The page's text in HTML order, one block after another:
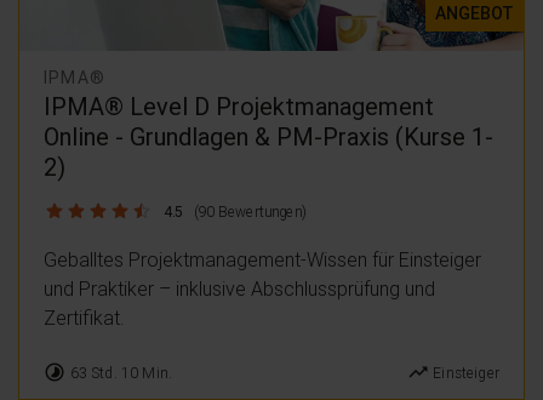
ANGEBOT
IPMA®
IPMA® Level D Projektmanagement
Online - Grundlagen & PM-Praxis (Kurse 1-
2)
4.5 / 5 4.5 (90 Bewertungen)
Geballtes Projektmanagement-Wissen für Einsteiger
und Praktiker – inklusive Abschlussprüfung und
Zertifikat.
timelapse 63 Std. 10 Min. trending_up Einsteiger